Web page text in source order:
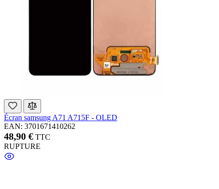
Écran samsung A71 A715F - OLED
EAN: 3701671410262
48,90 € TTC
RUPTURE